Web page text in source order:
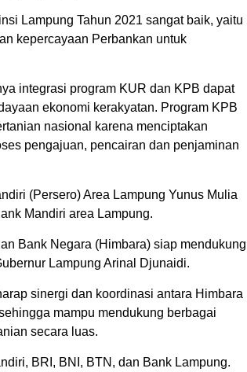
Lampung Tahun 2021 sangat baik, yaitu
kepercayaan Perbankan untuk
integrasi program KUR dan KPB dapat
ekonomi kerakyatan. Program KPB
nasional karena menciptakan
pengajuan, pencairan dan penjaminan
(Persero) Area Lampung Yunus Mulia
Mandiri area Lampung.
Bank Negara (Himbara) siap mendukung
Lampung Arinal Djunaidi.
sinergi dan koordinasi antara Himbara
mampu mendukung berbagai
secara luas.
BRI, BNI, BTN, dan Bank Lampung.